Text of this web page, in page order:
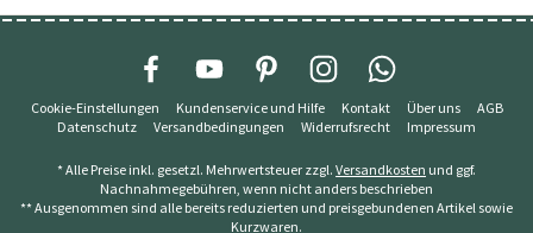
Cookie-Einstellungen Kundenservice und Hilfe Kontakt Über uns
AGB
Datenschutz
Versandbedingungen Widerrufsrecht Impressum
* Alle Preise inkl. gesetzl. Mehrwertsteuer zzgl. Versandkosten und ggf.
Nachnahmegebühren, wenn nicht anders beschrieben
** Ausgenommen sind alle bereits reduzierten und preisgebundenen Artikel sowie
Kurzwaren.